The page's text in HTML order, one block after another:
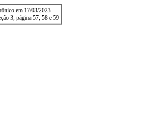
em 17/03/2023
3, página 57, 58 e 59